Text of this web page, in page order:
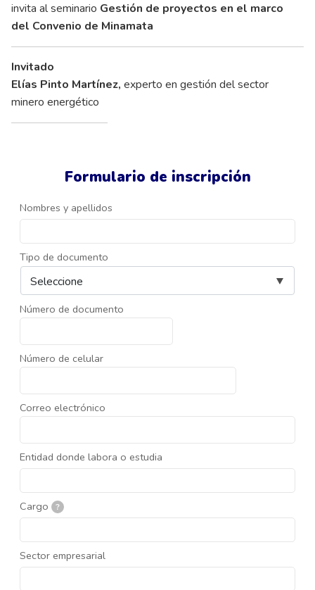
Formulario de inscripción
Nombres y apellidos
Tipo de documento
Número de documento
Número de celular
Correo electrónico
Entidad donde labora o estudia
Cargo ?
Sector empresarial
invita al seminario Gestión de proyectos en el marco
del Convenio de Minamata
Invitado
Elías Pinto Martínez, experto en gestión del sector
minero energético